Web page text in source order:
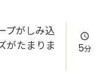
プがしみ込
がたまりま
5分